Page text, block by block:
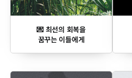
💌 최선의 회복을
꿈꾸는 이들에게